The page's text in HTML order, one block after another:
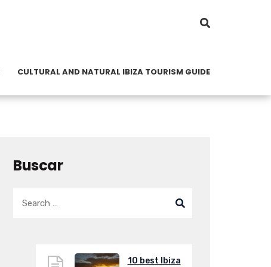
CULTURAL AND NATURAL IBIZA TOURISM GUIDE
Buscar
10 best Ibiza